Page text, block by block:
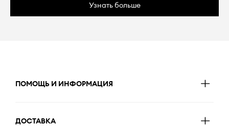
Узнать больше
ПОМОЩЬ И ИНФОРМАЦИЯ
ДОСТАВКА